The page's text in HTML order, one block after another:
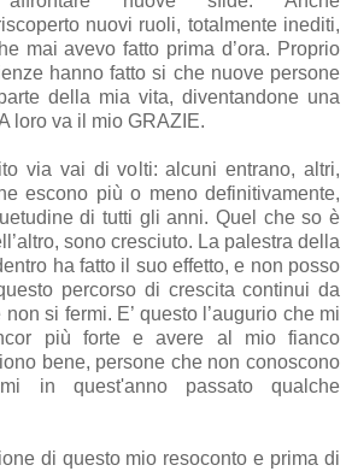
nuovi ruoli, totalmente inediti,
mai avevo fatto prima d’ora. Proprio
hanno fatto si che nuove persone
della mia vita, diventandone una
loro va il mio GRAZIE.
via vai di volti: alcuni entrano, altri,
escono più o meno definitivamente,
di tutti gli anni. Quel che so è
sono cresciuto. La palestra della
ha fatto il suo effetto, e non posso
percorso di crescita continui da
si fermi. E’ questo l’augurio che mi
più forte e avere al mio fianco
bene, persone che non conoscono
in quest'anno passato qualche
di questo mio resoconto e prima di